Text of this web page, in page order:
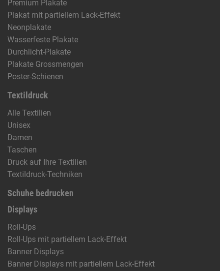
Premium Plakate
Plakat mit partiellem Lack-Effekt
Neonplakate
Wasserfeste Plakate
Durchlicht-Plakate
Plakate Grossmengen
Poster-Schienen
Textildruck
Alle Textilien
Unisex
Damen
Taschen
Druck auf Ihre Textilien
Textildruck-Techniken
Schuhe bedrucken
Displays
Roll-Ups
Roll-Ups mit partiellem Lack-Effekt
Banner Displays
Banner Displays mit partiellem Lack-Effekt